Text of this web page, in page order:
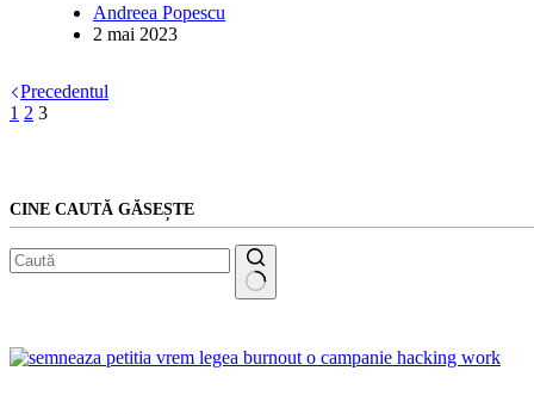
Andreea Popescu
2 mai 2023
Precedentul
1 2 3
CINE CAUTĂ GĂSEȘTE